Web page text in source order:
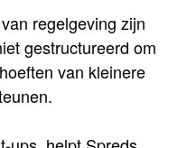
regelgeving zijn
gestructureerd om
van kleinere